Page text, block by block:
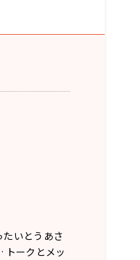
いとうあさ
ークとメッ